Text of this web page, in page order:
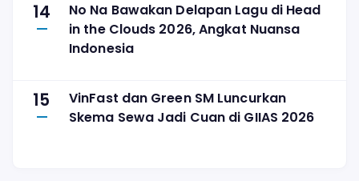
14
No Na Bawakan Delapan Lagu di Head
in the Clouds 2026, Angkat Nuansa
Indonesia
15
VinFast dan Green SM Luncurkan
Skema Sewa Jadi Cuan di GIIAS 2026